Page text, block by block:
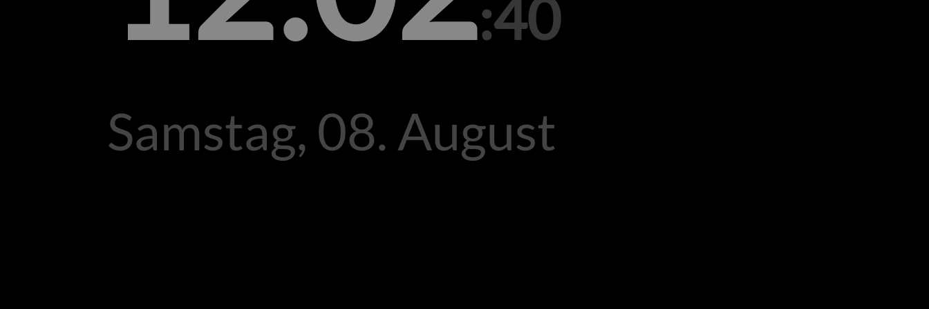
:40
Samstag, 08. August